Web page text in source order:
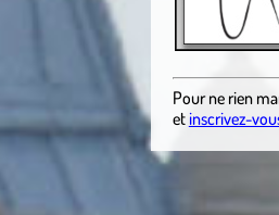
Pour ne rien
etinscrivez-